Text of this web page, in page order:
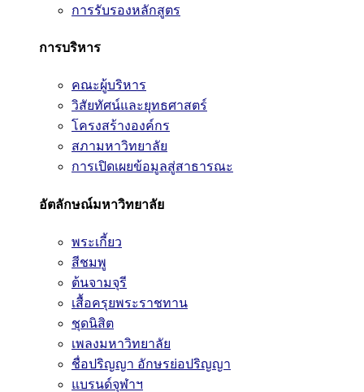
การรับรองหลักสูตร
การบริหาร
คณะผู้บริหาร
วิสัยทัศน์และยุทธศาสตร์
โครงสร้างองค์กร
สภามหาวิทยาลัย
การเปิดเผยข้อมูลสู่สาธารณะ
อัตลักษณ์มหาวิทยาลัย
พระเกี้ยว
สีชมพู
ต้นจามจุรี
เสื้อครุยพระราชทาน
ชุดนิสิต
เพลงมหาวิทยาลัย
ชื่อปริญญา อักษรย่อปริญญา
แบรนด์จุฬาฯ